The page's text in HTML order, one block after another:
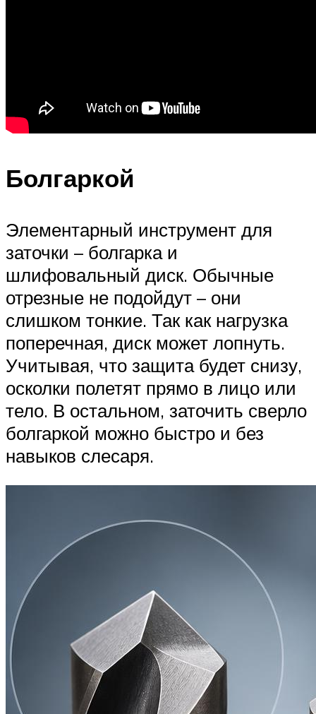
Болгаркой
Элементарный инструмент для
заточки – болгарка и
шлифовальный диск. Обычные
отрезные не подойдут – они
слишком тонкие. Так как нагрузка
поперечная, диск может лопнуть.
Учитывая, что защита будет снизу,
осколки полетят прямо в лицо или
тело. В остальном, заточить сверло
болгаркой можно быстро и без
навыков слесаря.